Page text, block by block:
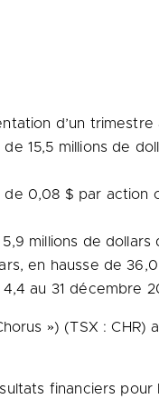
d’un trimestre
15,5 millions de
0,08 $ par action
millions de dollars
en hausse de
au 31 décembre
») (TSX : CHR)
financiers